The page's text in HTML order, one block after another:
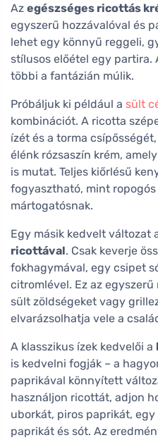
Az egészséges ricottás
egyszerű hozzávalóval és
lehet egy könnyű reggeli,
stílusos előétel egy partira.
többi a fantázián múlik.
Próbáljuk ki például a sült
kombinációt. A ricotta
ízét és a torma
élénk rózsaszín krém,
is mutat. Teljes kiőrlésű
fogyasztható, mint
mártogatósnak.
Egy másik kedvelt változat
ricottával. Csak keverje
fokhagymával, egy csipet
citromlével. Ez az
sült zöldségeket vagy
elvarázsolhatja vele a
A klasszikus ízek kedvelői a
is kedvelni fogják – a
paprikával könnyített
használjon ricottát, adjon
uborkát, piros paprikát,
paprikát és sót. Az